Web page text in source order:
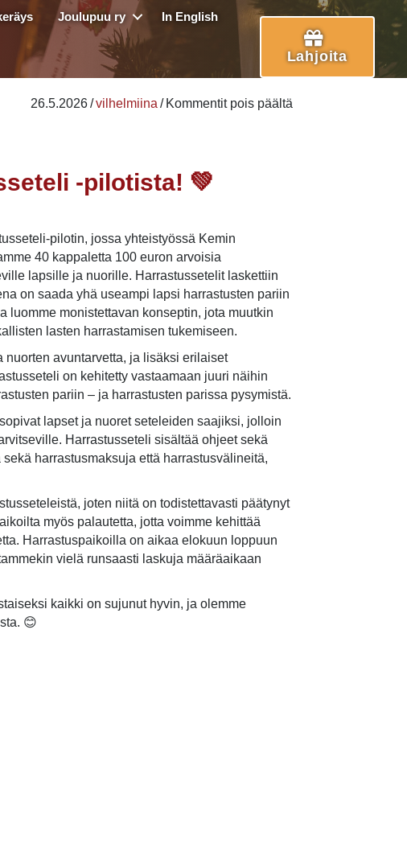
Joulupuu ry In English
Lahjoita
26.5.2026/vilhelmiina / Kommentit pois päältä
-pilotista! 💚
pilotin, jossa yhteistyössä Kemin
40 kappaletta 100 euron arvoisia
lapsille ja nuorille. Harrastussetelit laskettiin
on saada yhä useampi lapsi harrastusten pariin
luomme monistettavan konseptin, jota muutkin
lasten harrastamisen tukemiseen.
avuntarvetta, ja lisäksi erilaiset
on kehitetty vastaamaan juuri näihin
pariin – ja harrastusten parissa pysymistä.
lapset ja nuoret seteleiden saajiksi, jolloin
Harrastusseteli sisältää ohjeet sekä
harrastusmaksuja että harrastusvälineitä,
joten niitä on todistettavasti päätynyt
myös palautetta, jotta voimme kehittää
Harrastuspaikoilla on aikaa elokuun loppuun
vielä runsaasti laskuja määräaikaan
kaikki on sujunut hyvin, ja olemme
😊